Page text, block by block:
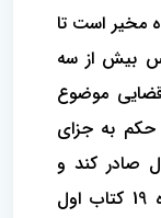
مخیر است تا
بیش از سه
موضوع
به جزای
میلیون ریال صادر کند و
مستفاد از وحدت ملاک تبصره 3 ماده 19 کتاب اول